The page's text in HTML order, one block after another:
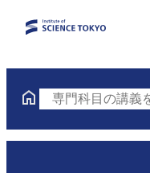
専門科目の講義